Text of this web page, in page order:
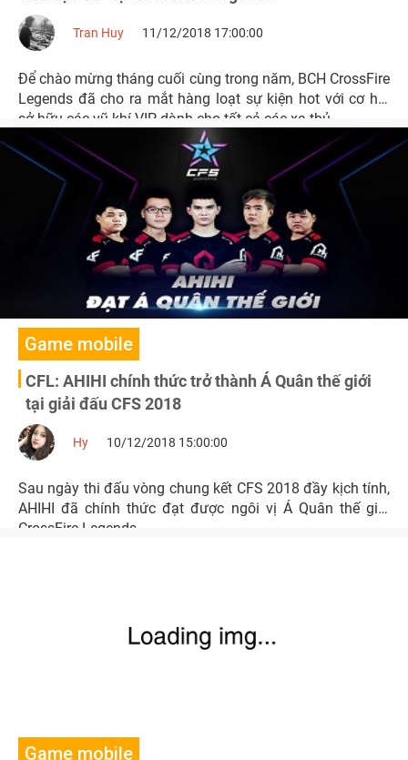
khí cực VIP tại CrossFire Legends
Để chào mừng tháng cuối cùng trong năm, BCH CrossFire
Legends đã cho ra mắt hàng loạt sự kiện hot với cơ hội
sở hữu các vũ khí VIP dành cho tất cả các xạ thủ.
Game mobile
CFL: AHIHI chính thức trở thành Á Quân thế giới
tại giải đấu CFS 2018
Sau ngày thi đấu vòng chung kết CFS 2018 đầy kịch tính,
AHIHI đã chính thức đạt được ngôi vị Á Quân thế giới